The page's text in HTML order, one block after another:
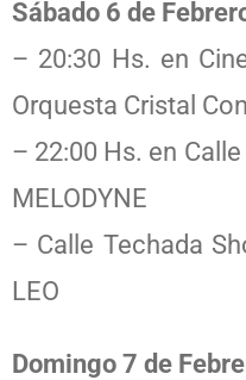
Sábado 6 de
– 20:30 Hs. en
Orquesta Cristal
– 22:00 Hs. en
MELODYNE
– Calle Techada
LEO
Domingo 7 de